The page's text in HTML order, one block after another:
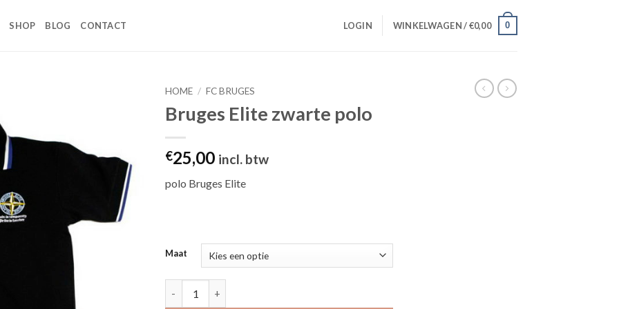
SHOP BLOG CONTACT LOGIN WINKELWAGEN /€0,00 0
HOME / FC BRUGES
Bruges Elite zwarte polo
€25,00 incl. btw
polo Bruges Elite
Maat